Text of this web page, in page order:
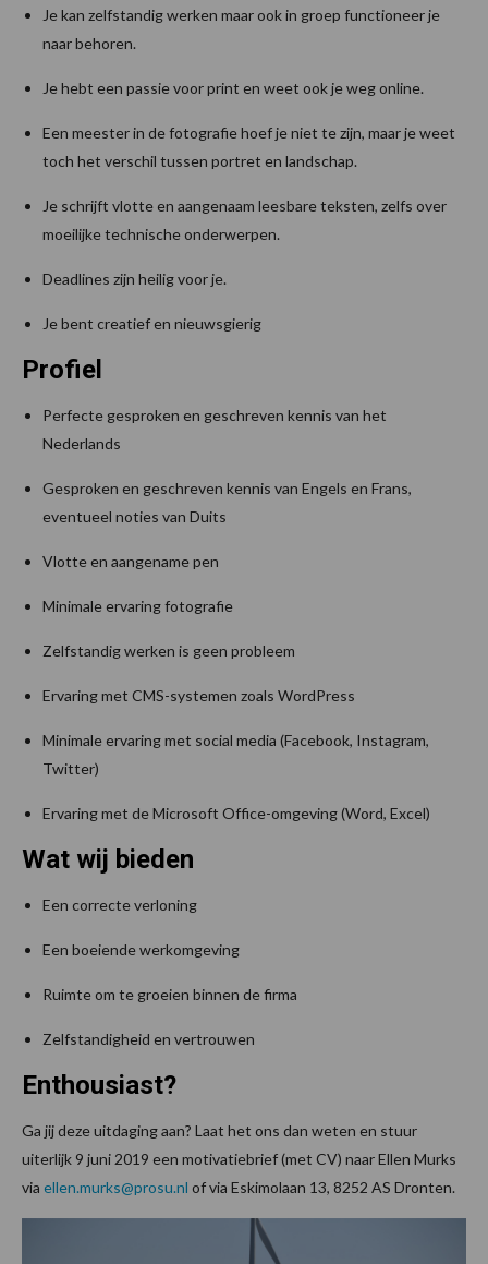
Je kan zelfstandig werken maar ook in groep functioneer je
naar behoren.
Je hebt een passie voor print en weet ook je weg online.
Een meester in de fotografie hoef je niet te zijn, maar je weet
toch het verschil tussen portret en landschap.
Je schrijft vlotte en aangenaam leesbare teksten, zelfs over
moeilijke technische onderwerpen.
Deadlines zijn heilig voor je.
Je bent creatief en nieuwsgierig
Profiel
Perfecte gesproken en geschreven kennis van het
Nederlands
Gesproken en geschreven kennis van Engels en Frans,
eventueel noties van Duits
Vlotte en aangename pen
Minimale ervaring fotografie
Zelfstandig werken is geen probleem
Ervaring met CMS-systemen zoals WordPress
Minimale ervaring met social media (Facebook, Instagram,
Twitter)
Ervaring met de Microsoft Office-omgeving (Word, Excel)
Wat wij bieden
Een correcte verloning
Een boeiende werkomgeving
Ruimte om te groeien binnen de firma
Zelfstandigheid en vertrouwen
Enthousiast?
Ga jij deze uitdaging aan? Laat het ons dan weten en stuur
uiterlijk 9 juni 2019 een motivatiebrief (met CV) naar Ellen Murks
via ellen.murks@prosu.nl of via Eskimolaan 13, 8252 AS Dronten.